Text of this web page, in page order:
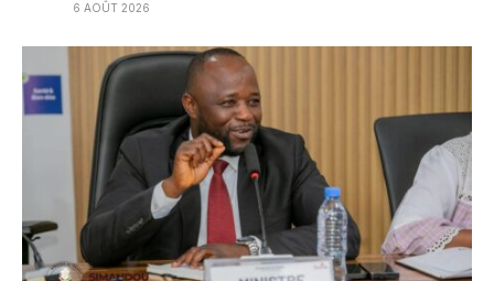
6 AOÛT 2026